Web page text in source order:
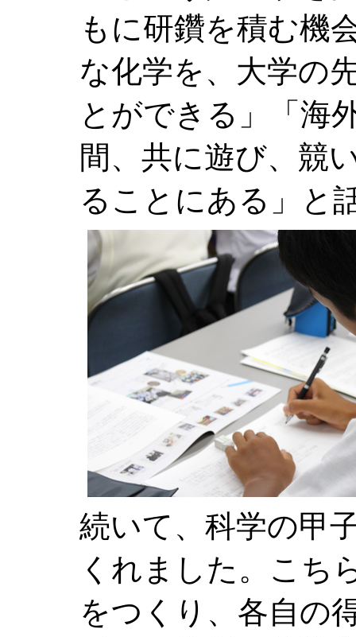
もに研鑽を積む機
な化学を、大学の
とができる」「海
間、共に遊び、競
ることにある」と
続いて、科学の甲
くれました。こち
をつくり、各自の